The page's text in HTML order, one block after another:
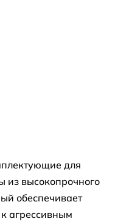
для
из высокопрочного
обеспечивает
агрессивным